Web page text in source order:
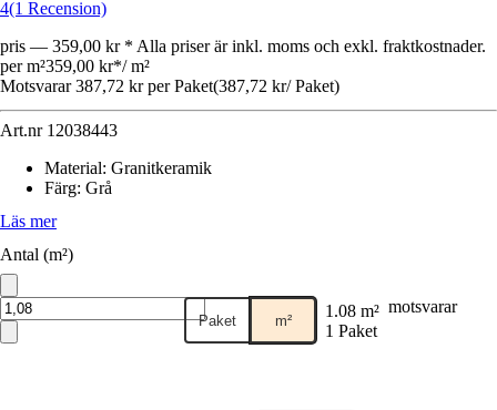
4(1 Recension)
pris — 359,00 kr * Alla priser är inkl. moms och exkl. fraktkostnader.
per m²359,00 kr*/ m²
Motsvarar 387,72 kr per Paket(387,72 kr/ Paket)
Art.nr 12038443
Material: Granitkeramik
Färg: Grå
Läs mer
Antal (m²)
Paket m² 1.08 m² motsvarar
1 Paket